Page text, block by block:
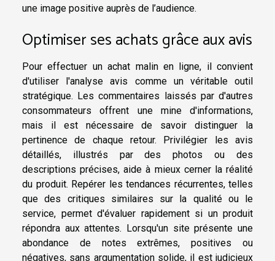
une image positive auprès de l’audience.
Optimiser ses achats grâce aux avis
Pour effectuer un achat malin en ligne, il convient
d'utiliser l'analyse avis comme un véritable outil
stratégique. Les commentaires laissés par d'autres
consommateurs offrent une mine d'informations,
mais il est nécessaire de savoir distinguer la
pertinence de chaque retour. Privilégier les avis
détaillés, illustrés par des photos ou des
descriptions précises, aide à mieux cerner la réalité
du produit. Repérer les tendances récurrentes, telles
que des critiques similaires sur la qualité ou le
service, permet d'évaluer rapidement si un produit
répondra aux attentes. Lorsqu'un site présente une
abondance de notes extrêmes, positives ou
négatives, sans argumentation solide, il est judicieux